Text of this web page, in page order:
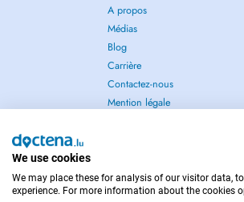
A propos
Médias
Blog
Carrière
Contactez-nous
Mention légale
POUR LES URGENCES,
We use cookies
We may place these for analysis of our visitor data,
experience. For more information about the cookies